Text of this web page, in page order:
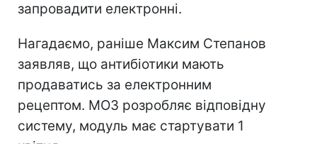
запровадити електронні.
Нагадаємо, раніше Максим Степанов
заявляв, що антибіотики мають
продаватись за електронним
рецептом. МОЗ розробляє відповідну
систему, модуль має стартувати 1